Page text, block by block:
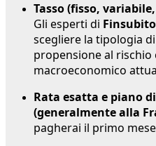
Tasso (fisso,
Gli esperti di
scegliere la tipologia
propensione al rischio
macroeconomico
Rata esatta e piano
(generalmente alla
pagherai il primo